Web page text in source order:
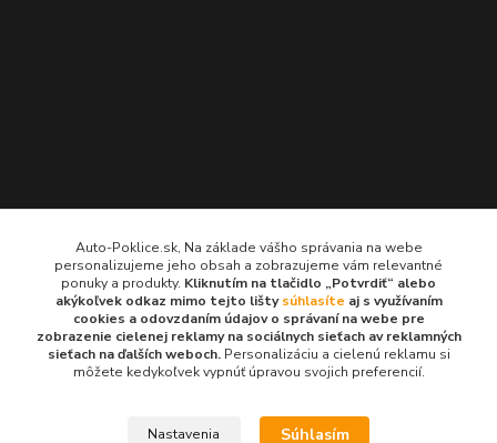
Kontakty
Auto-Poklice.sk
(Po-Pia, 8-16 hod.)
info@auto-poklice.sk
Auto-Poklice.sk, Na základe vášho správania na webe
personalizujeme jeho obsah a zobrazujeme vám relevantné
ponuky a produkty. Kliknutím na tlačidlo „Potvrdiť“ alebo
akýkoľvek odkaz mimo tejto lištysúhlasíte aj s využívaním
cookies a odovzdaním údajov o správaní na webe pre
zobrazenie cielenej reklamy na sociálnych sieťach av reklamných
sieťach na ďalších weboch.Personalizáciu a cielenú reklamu si
môžete kedykoľvek vypnúť úpravou svojich preferencií.
Nastavenia Súhlasím